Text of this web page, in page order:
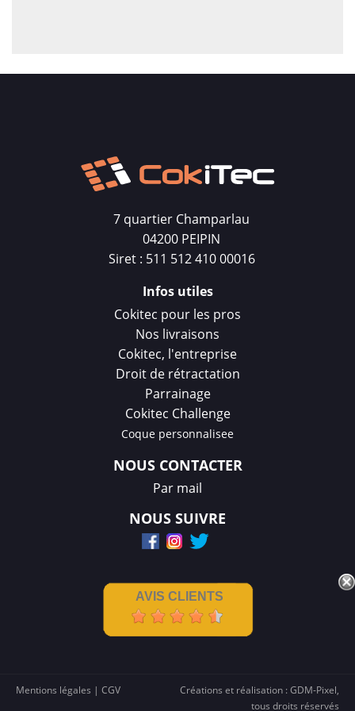
7 quartier Champarlau
04200 PEIPIN
Siret : 511 512 410 00016
Infos utiles
Cokitec pour les pros
Nos livraisons
Cokitec, l'entreprise
Droit de rétractation
Parrainage
Cokitec Challenge
Coque personnalisee
NOUS CONTACTER
Par mail
NOUS SUIVRE
AVIS CLIENTS
Mentions légales | CGV Créations et réalisation :GDM-Pixel,
tous droits réservés